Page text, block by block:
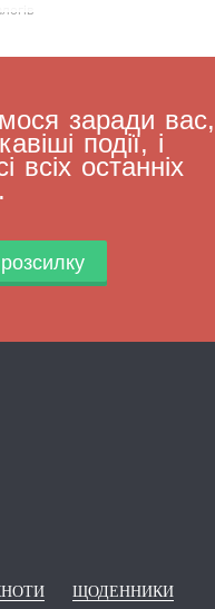
заради вас,
події, і
всіх останніх
ЩОДЕННИКИ